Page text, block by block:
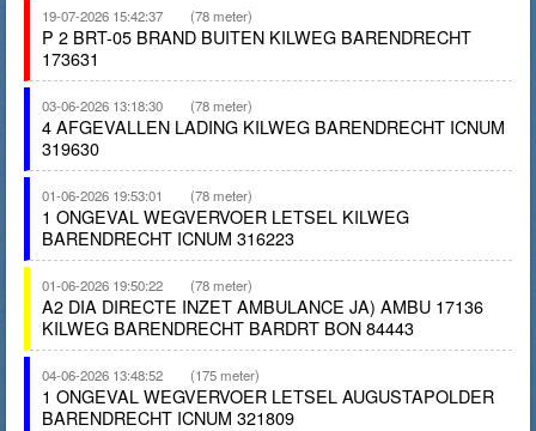
19-07-2026 15:42:37 (78 meter)
P 2 BRT-05 BRAND BUITEN KILWEG BARENDRECHT
173631
03-06-2026 13:18:30 (78 meter)
4 AFGEVALLEN LADING KILWEG BARENDRECHT ICNUM
319630
01-06-2026 19:53:01 (78 meter)
1 ONGEVAL WEGVERVOER LETSEL KILWEG
BARENDRECHT ICNUM 316223
01-06-2026 19:50:22 (78 meter)
A2 DIA DIRECTE INZET AMBULANCE JA) AMBU 17136
KILWEG BARENDRECHT BARDRT BON 84443
04-06-2026 13:48:52 (175 meter)
1 ONGEVAL WEGVERVOER LETSEL AUGUSTAPOLDER
BARENDRECHT ICNUM 321809